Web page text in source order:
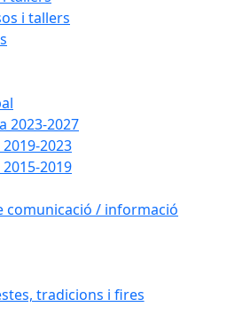
i tallers
2023-2027
2023
2019
comunicació / informació
tradicions i fires